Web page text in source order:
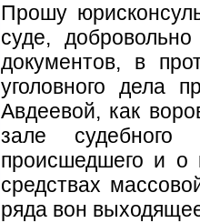
Прошу
суде,
документов, в
уголовного дела
Авдеевой, как
зале
происшедшего и о
средствах
ряда вон